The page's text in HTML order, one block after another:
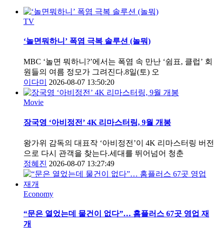
TV
‘놀면뭐하니’ 폭염 극복 솔루션 (놀뭐)
MBC ‘놀면 뭐하니?’에서는 폭염 속 만난 ‘쉼표, 클럽’ 회
원들의 여름 정모가 그려진다.8일(토) 오
이다미
2026-08-07 13:50:20
Movie
장국영 ‘아비정전’ 4K 리마스터링, 9월 개봉
왕가위 감독의 대표작 ‘아비정전’이 4K 리마스터링 버전
으로 다시 관객을 찾는다.세대를 뛰어넘어 청춘
정혜진 2026-08-07 13:27:49
Economy
“문은 열었는데 물건이 없다”… 홈플러스 67곳 영업 재
개